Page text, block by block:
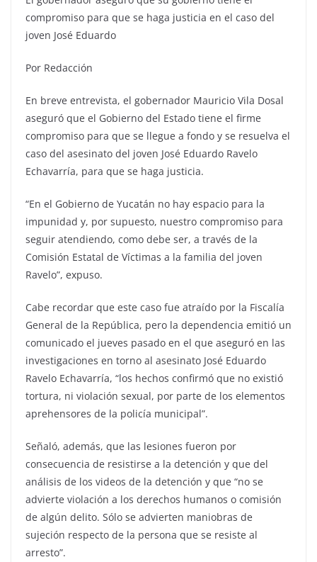
compromiso para que se haga justicia en el caso del
joven José Eduardo
Por Redacción
En breve entrevista, el gobernador Mauricio Vila Dosal
aseguró que el Gobierno del Estado tiene el firme
compromiso para que se llegue a fondo y se resuelva el
caso del asesinato del joven José Eduardo Ravelo
Echavarría, para que se haga justicia.
“En el Gobierno de Yucatán no hay espacio para la
impunidad y, por supuesto, nuestro compromiso para
seguir atendiendo, como debe ser, a través de la
Comisión Estatal de Víctimas a la familia del joven
Ravelo”, expuso.
Cabe recordar que este caso fue atraído por la Fiscalía
General de la República, pero la dependencia emitió un
comunicado el jueves pasado en el que aseguró en las
investigaciones en torno al asesinato José Eduardo
Ravelo Echavarría, “los hechos confirmó que no existió
tortura, ni violación sexual, por parte de los elementos
aprehensores de la policía municipal”.
Señaló, además, que las lesiones fueron por
consecuencia de resistirse a la detención y que del
análisis de los videos de la detención y que “no se
advierte violación a los derechos humanos o comisión
de algún delito. Sólo se advierten maniobras de
sujeción respecto de la persona que se resiste al
arresto”.